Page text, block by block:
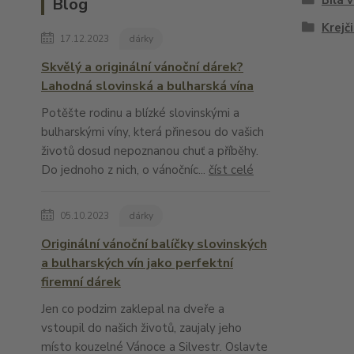
Blog
17.12.2023 dárky
Skvělý a originální vánoční dárek?
Lahodná slovinská a bulharská vína
Potěšte rodinu a blízké slovinskými a
bulharskými víny, která přinesou do vašich
životů dosud nepoznanou chuť a příběhy.
Do jednoho z nich, o vánočníc... číst celé
05.10.2023 dárky
Originální vánoční balíčky slovinských
a bulharských vín jako perfektní
firemní dárek
Jen co podzim zaklepal na dveře a
vstoupil do našich životů, zaujaly jeho
místo kouzelné Vánoce a Silvestr. Oslavte